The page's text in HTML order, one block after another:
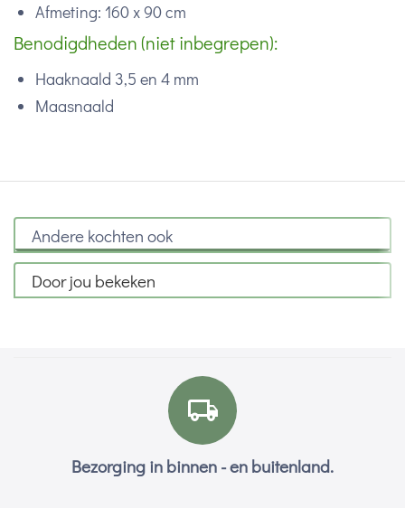
Afmeting: 160 x 90 cm
Benodigdheden (niet inbegrepen):
Haaknaald 3,5 en 4 mm
Maasnaald
Andere kochten ook
Door jou bekeken
Bezorging in binnen - en buitenland.